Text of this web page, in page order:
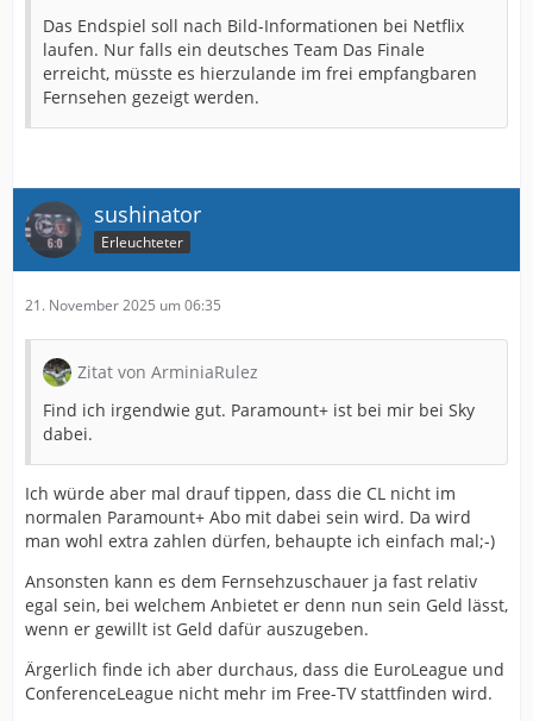
Das Endspiel soll nach Bild-Informationen bei Netflix
laufen. Nur falls ein deutsches Team Das Finale
erreicht, müsste es hierzulande im frei empfangbaren
Fernsehen gezeigt werden.
sushinator
Erleuchteter
21. November 2025 um 06:35
Zitat von ArminiaRulez
Find ich irgendwie gut. Paramount+ ist bei mir bei Sky
dabei.
Ich würde aber mal drauf tippen, dass die CL nicht im
normalen Paramount+ Abo mit dabei sein wird. Da wird
man wohl extra zahlen dürfen, behaupte ich einfach mal;-)
Ansonsten kann es dem Fernsehzuschauer ja fast relativ
egal sein, bei welchem Anbietet er denn nun sein Geld lässt,
wenn er gewillt ist Geld dafür auszugeben.
Ärgerlich finde ich aber durchaus, dass die EuroLeague und
ConferenceLeague nicht mehr im Free-TV stattfinden wird.